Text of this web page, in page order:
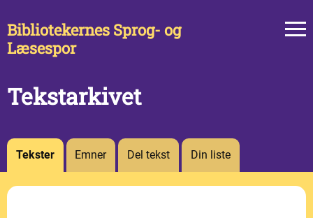
Bibliotekernes Sprog- og
Læsespor
Tekstarkivet
Tekster Emner Del tekst Din liste